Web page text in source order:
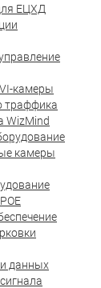
ЕЦХД
камеры
траффика
WizMind
камеры
данных